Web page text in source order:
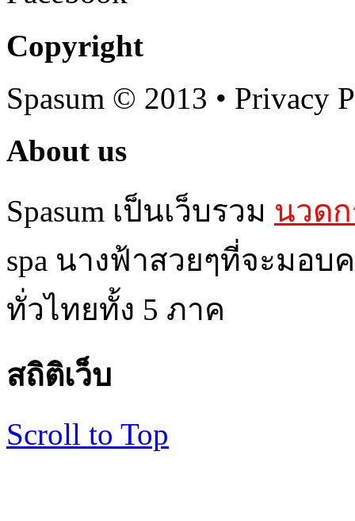
Copyright
Spasum © 2013 • Privacy
About us
Spasum เป็นเว็บรวม นวด
spa นางฟ้าสวยๆที่จะมอ
ทั่วไทยทั้ง 5 ภาค
สถิติเว็บ
Scroll to Top